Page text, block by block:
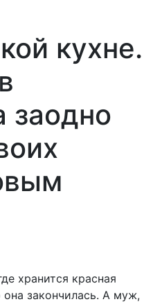
кухне.
заодно
хранится красная
закончилась. А муж,